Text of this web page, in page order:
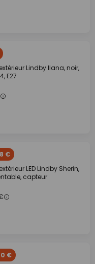
Lindby Ilana, noir,
E27
€
LED Lindby Sherin,
capteur
€